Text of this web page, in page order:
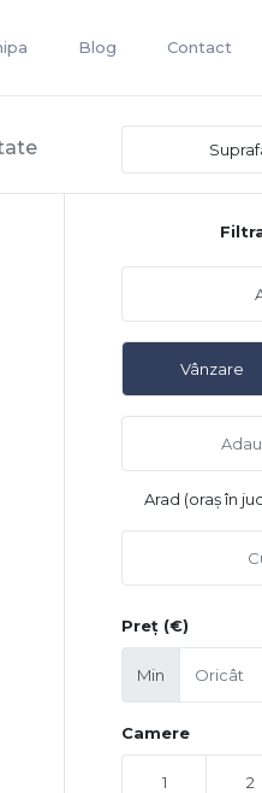
Blog Contact
Vânzare
Arad (oraș în
Preț (€)
Min
Camere
1 2